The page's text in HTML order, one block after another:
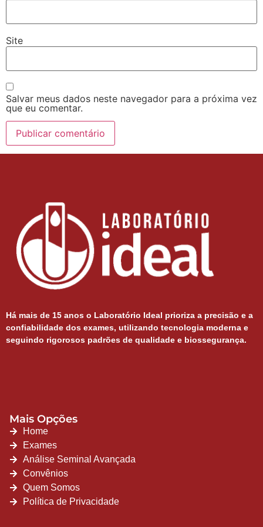
Site
Salvar meus dados neste navegador para a próxima vez
que eu comentar.
Há mais de 15 anos o Laboratório Ideal prioriza a precisão e a
confiabilidade dos exames, utilizando tecnologia moderna e
seguindo rigorosos padrões de qualidade e biossegurança.
Mais Opções
Home
Exames
Análise Seminal Avançada
Convênios
Quem Somos
Política de Privacidade